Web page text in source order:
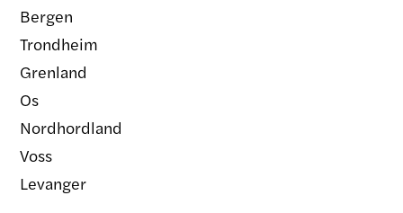
Bergen
Trondheim
Grenland
Os
Nordhordland
Voss
Levanger